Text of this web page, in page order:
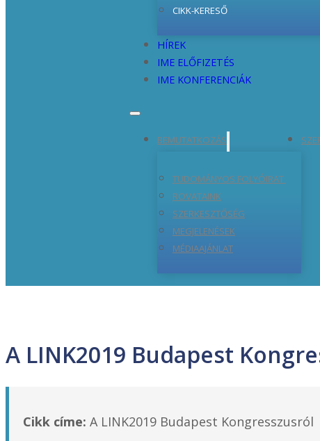
CIKK-KERESŐ
HÍREK
IME ELŐFIZETÉS
IME KONFERENCIÁK
BEMUTATKOZÁS
TUDOMÁNYOS FOLYÓIRAT
ROVATAINK
SZERKESZTŐSÉG
MEGJELENÉSEK
MÉDIAAJÁNLAT
A LINK2019 Budapest
Cikk címe: A LINK2019 Budapest Kongresszusról